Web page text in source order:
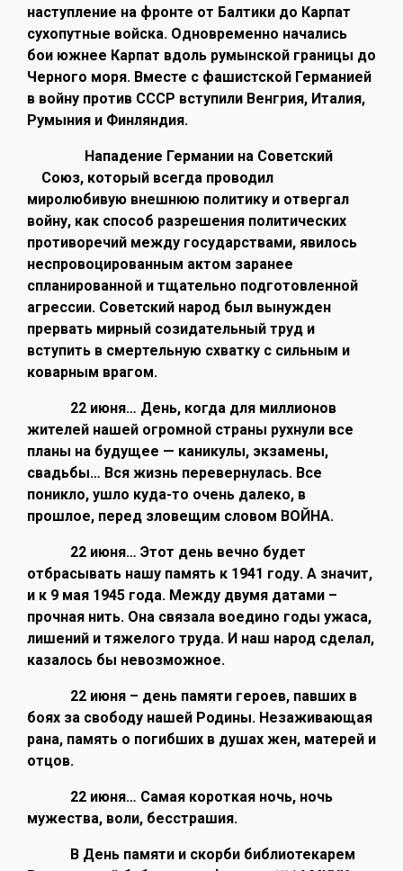
наступление на фронте от Балтики до Карпат
сухопутные войска. Одновременно начались
бои южнее Карпат вдоль румынской границы до
Черного моря. Вместе с фашистской Германией
в войну против СССР вступили Венгрия, Италия,
Румыния и Финляндия.
Нападение Германии на Советский
Союз, который всегда проводил
миролюбивую внешнюю политику и отвергал
войну, как способ разрешения политических
противоречий между государствами, явилось
неспровоцированным актом заранее
спланированной и тщательно подготовленной
агрессии. Советский народ был вынужден
прервать мирный созидательный труд и
вступить в смертельную схватку с сильным и
коварным врагом.
22 июня… День, когда для миллионов
жителей нашей огромной страны рухнули все
планы на будущее — каникулы, экзамены,
свадьбы… Вся жизнь перевернулась. Все
поникло, ушло куда-то очень далеко, в
прошлое, перед зловещим словом ВОЙНА.
22 июня… Этот день вечно будет
отбрасывать нашу память к 1941 году. А значит,
и к 9 мая 1945 года. Между двумя датами –
прочная нить. Она связала воедино годы ужаса,
лишений и тяжелого труда. И наш народ сделал,
казалось бы невозможное.
22 июня – день памяти героев, павших в
боях за свободу нашей Родины. Незаживающая
рана, память о погибших в душах жен, матерей и
отцов.
22 июня… Самая короткая ночь, ночь
мужества, воли, бесстрашия.
В День памяти и скорби библиотекарем